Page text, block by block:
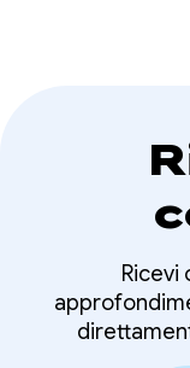
Ricevi